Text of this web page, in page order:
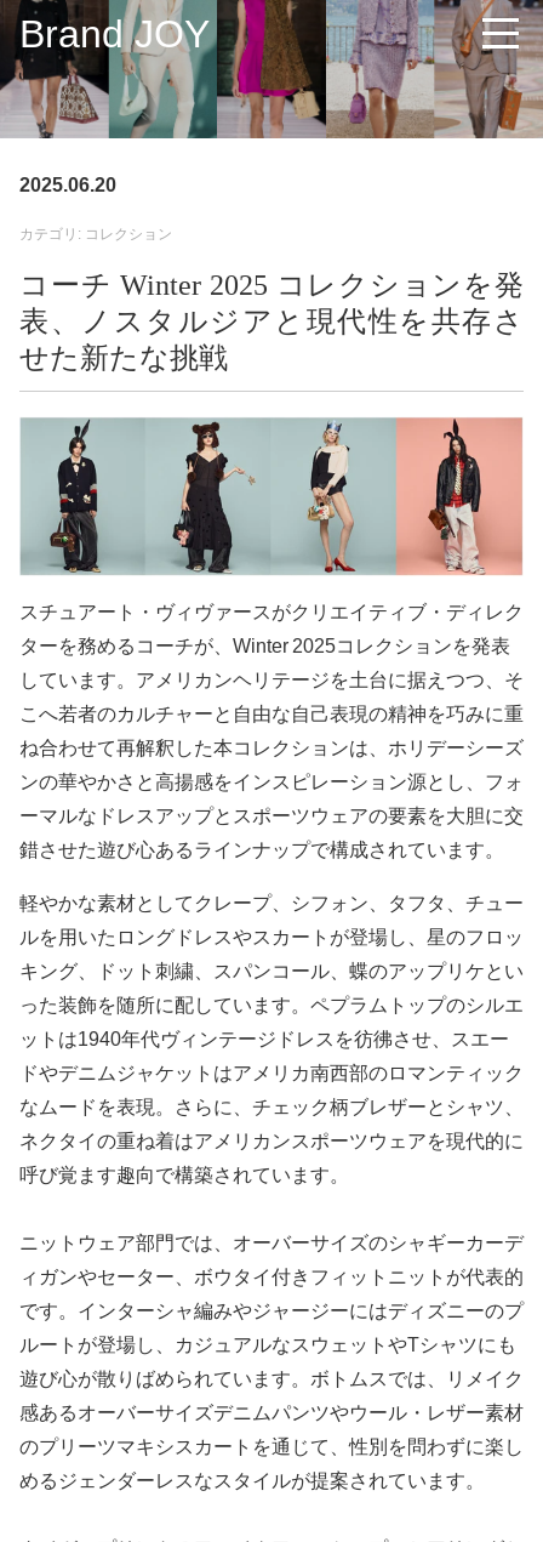
Brand JOY
2025.06.20
カテゴリ: コレクション
コーチ Winter 2025 コレクションを発
表、ノスタルジアと現代性を共存さ
せた新たな挑戦
スチュアート・ヴィヴァースがクリエイティブ・ディレク
ターを務めるコーチが、Winter 2025コレクションを発表
しています。アメリカンヘリテージを土台に据えつつ、そ
こへ若者のカルチャーと自由な自己表現の精神を巧みに重
ね合わせて再解釈した本コレクションは、ホリデーシーズ
ンの華やかさと高揚感をインスピレーション源とし、フォ
ーマルなドレスアップとスポーツウェアの要素を大胆に交
錯させた遊び心あるラインナップで構成されています。
軽やかな素材としてクレープ、シフォン、タフタ、チュー
ルを用いたロングドレスやスカートが登場し、星のフロッ
キング、ドット刺繍、スパンコール、蝶のアップリケとい
った装飾を随所に配しています。ペプラムトップのシルエ
ットは1940年代ヴィンテージドレスを彷彿させ、スエー
ドやデニムジャケットはアメリカ南西部のロマンティック
なムードを表現。さらに、チェック柄ブレザーとシャツ、
ネクタイの重ね着はアメリカンスポーツウェアを現代的に
呼び覚ます趣向で構築されています。
ニットウェア部門では、オーバーサイズのシャギーカーデ
ィガンやセーター、ボウタイ付きフィットニットが代表的
です。インターシャ編みやジャージーにはディズニーのプ
ルートが登場し、カジュアルなスウェットやTシャツにも
遊び心が散りばめられています。ボトムスでは、リメイク
感あるオーバーサイズデニムパンツやウール・レザー素材
のプリーツマキシスカートを通じて、性別を問わずに楽し
めるジェンダーレスなスタイルが提案されています。